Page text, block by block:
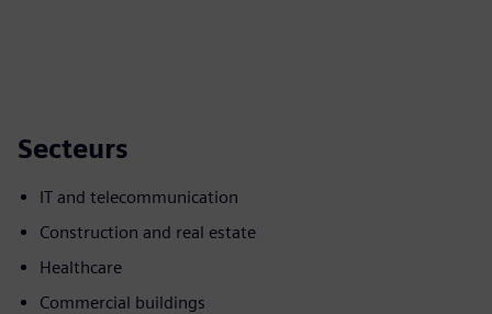
Secteurs
IT and telecommunication
Construction and real estate
Healthcare
Commercial buildings